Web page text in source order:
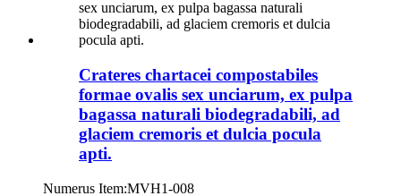
Crateres chartacei compostabiles
formae ovalis sex unciarum, ex pulpa
bagassa naturali biodegradabili, ad
glaciem cremoris et dulcia pocula
apti.
Numerus Item:MVH1-008